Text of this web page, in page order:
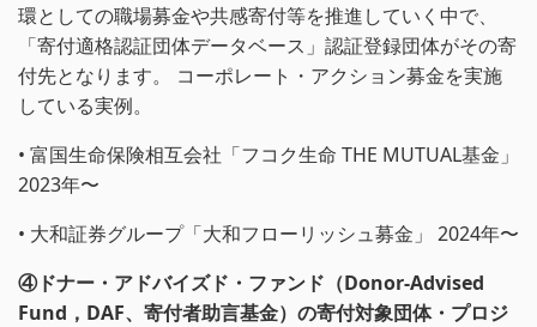
環としての職場募金や共感寄付等を推進していく中で、
「寄付適格認証団体データベース」認証登録団体がその寄
付先となります。 コーポレート・アクション募金を実施
している実例。
• 富国生命保険相互会社「フコク生命 THE MUTUAL基金」
2023年〜
• 大和証券グループ「大和フローリッシュ募金」 2024年〜
④ドナー・アドバイズド・ファンド（Donor-Advised
Fund，DAF、寄付者助言基金）の寄付対象団体・プロジ